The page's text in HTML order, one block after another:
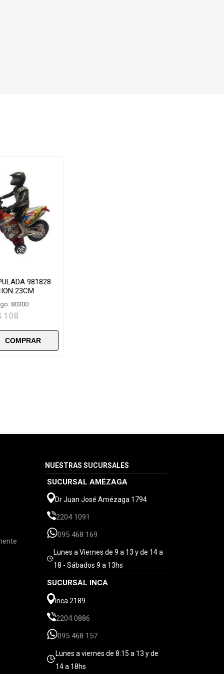
981828
23CM
80300
108
NUESTRAS SUCURSALES
SUCURSAL AMÉZAGA
Dr Juan José Amézaga 1794
2204 1091
095 468 169
Lunes a Viernes de 9 a 13 y de 14 a
18 - Sábados 9 a 13hs
SUCURSAL INCA
Inca 2189
2204 0886
095 468 157
Lunes a viernes de 8:15 a 13 y de
14 a 18hs